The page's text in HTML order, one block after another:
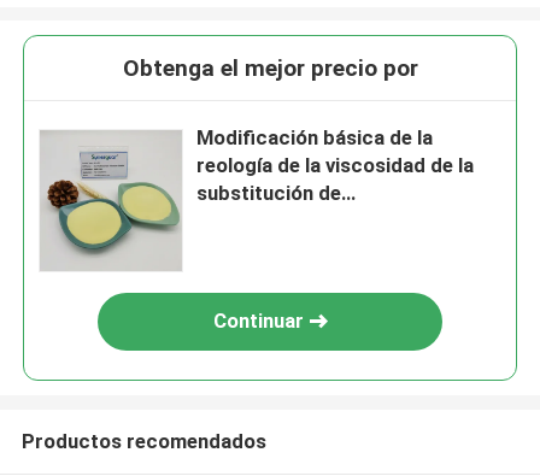
Obtenga el mejor precio por
Modificación básica de la
reología de la viscosidad de la
substitución de
Continuar
Productos recomendados